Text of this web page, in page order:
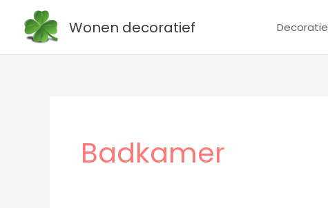
Wonen decoratief Decoratie
Badkamer